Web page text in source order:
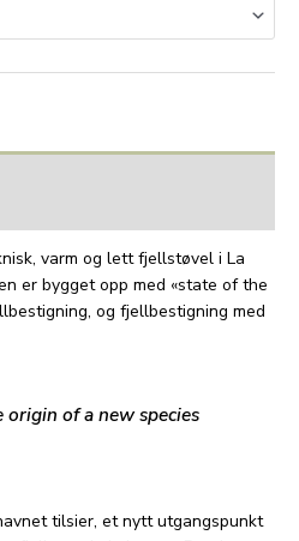
varm og lett fjellstøvel i La
er bygget opp med «state of the
og fjellbestigning med
origin of a new species
tilsier, et nytt utgangspunkt